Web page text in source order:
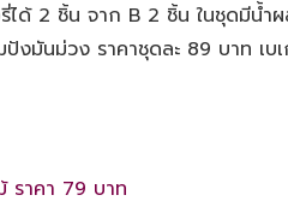
ด้ 2 ชิ้น จาก B 2 ชิ้น ในชุดมีน้ำผ
มันม่วง ราคาชุดละ 89 บาท เบ